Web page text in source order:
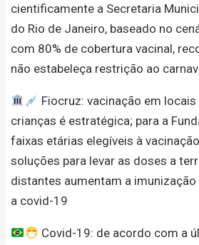
cientificamente a Secretaria
do Rio de Janeiro, baseado no
com 80% de cobertura vacinal,
não estabeleça restrição ao
Fiocruz: vacinação em
crianças é estratégica; para a
faixas etárias elegíveis à
soluções para levar as doses a
distantes aumentam a
a covid-19
Covid-19: de acordo com a